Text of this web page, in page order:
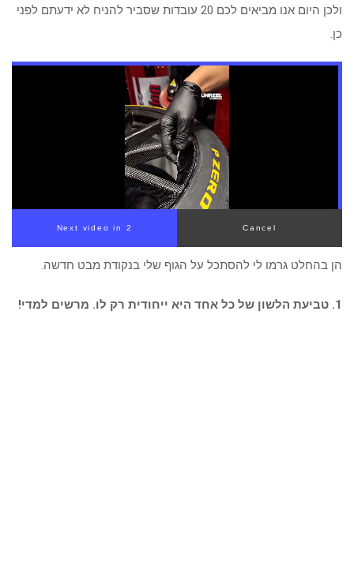
ולכן היום אנו מביאים לכם 20 עובדות שסביר להניח לא ידעתם לפני
כן.
Next video in 1 Cancel
הן בהחלט גרמו לי להסתכל על הגוף שלי בנקודת מבט חדשה.
1. טביעת הלשון של כל אחד היא ייחודית רק לו. מרשים למדי!